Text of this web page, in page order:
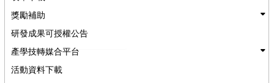
獎勵補助
研發成果可授權公告
產學技轉媒合平台
活動資料下載